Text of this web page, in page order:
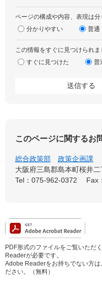
ページの構成や内容、表現は
分かりやすい
普通
この情報をすぐに見つけられま
すぐに見つけた
普
このページに関するお
総合政策部 政策企画課
大阪府三島郡島本町桜井二
Tel：075-962-0372
Fax
PDF形式のファイルをご覧いただ
Readerが必要です。
Adobe Readerをお持ちでない方
ださい。（無料）